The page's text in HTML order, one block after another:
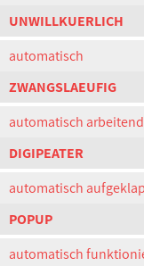
UNWILLKUERLICH
automatisch
ZWANGSLAEUFIG
automatisch
DIGIPEATER
automatisch
POPUP
automatisch